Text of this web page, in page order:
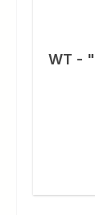
WT -